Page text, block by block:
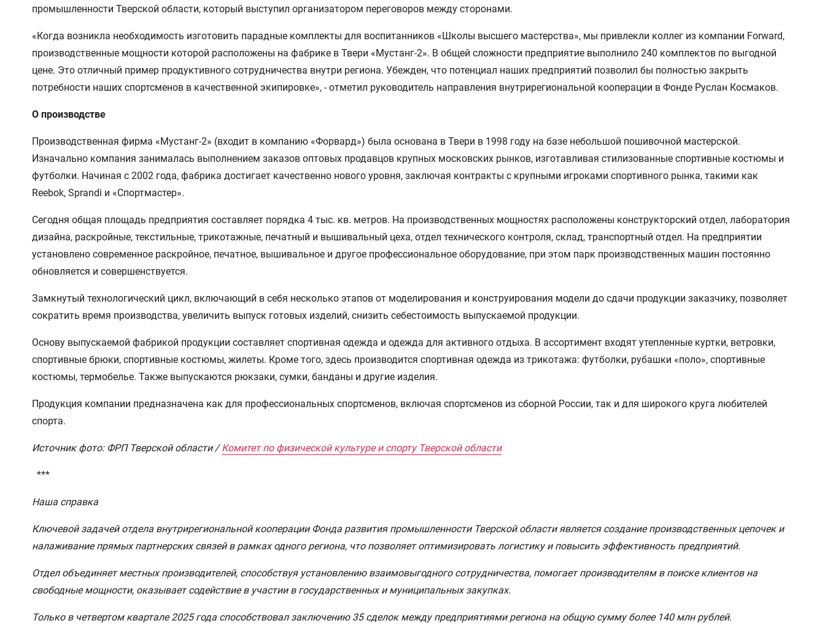
промышленности Тверской области, который выступил организатором переговоров между сторонами.
«Когда возникла необходимость изготовить парадные комплекты для воспитанников «Школы высшего мастерства», мы привлекли коллег из компании Forward,
производственные мощности которой расположены на фабрике в Твери «Мустанг-2». В общей сложности предприятие выполнило 240 комплектов по выгодной
цене. Это отличный пример продуктивного сотрудничества внутри региона. Убежден, что потенциал наших предприятий позволил бы полностью закрыть
потребности наших спортсменов в качественной экипировке», - отметил руководитель направления внутрирегиональной кооперации в Фонде Руслан Космаков.
О производстве
Производственная фирма «Мустанг-2» (входит в компанию «Форвард») была основана в Твери в 1998 году на базе небольшой пошивочной мастерской.
Изначально компания занималась выполнением заказов оптовых продавцов крупных московских рынков, изготавливая стилизованные спортивные костюмы и
футболки. Начиная с 2002 года, фабрика достигает качественно нового уровня, заключая контракты с крупными игроками спортивного рынка, такими как
Reebok, Sprandi и «Спортмастер».
Сегодня общая площадь предприятия составляет порядка 4 тыс. кв. метров. На производственных мощностях расположены конструкторский отдел, лаборатория
дизайна, раскройные, текстильные, трикотажные, печатный и вышивальный цеха, отдел технического контроля, склад, транспортный отдел. На предприятии
установлено современное раскройное, печатное, вышивальное и другое профессиональное оборудование, при этом парк производственных машин постоянно
обновляется и совершенствуется.
Замкнутый технологический цикл, включающий в себя несколько этапов от моделирования и конструирования модели до сдачи продукции заказчику, позволяет
сократить время производства, увеличить выпуск готовых изделий, снизить себестоимость выпускаемой продукции.
Основу выпускаемой фабрикой продукции составляет спортивная одежда и одежда для активного отдыха. В ассортимент входят утепленные куртки, ветровки,
спортивные брюки, спортивные костюмы, жилеты. Кроме того, здесь производится спортивная одежда из трикотажа: футболки, рубашки «поло», спортивные
костюмы, термобелье. Также выпускаются рюкзаки, сумки, банданы и другие изделия.
Продукция компании предназначена как для профессиональных спортсменов, включая спортсменов из сборной России, так и для широкого круга любителей
спорта.
Источник фото: ФРП Тверской области /Комитет по физической культуре и спорту Тверской области
***
Наша справка
Ключевой задачей отдела внутрирегиональной кооперации Фонда развития промышленности Тверской области является создание производственных цепочек и
налаживание прямых партнерских связей в рамках одного региона, что позволяет оптимизировать логистику и повысить эффективность предприятий.
Отдел объединяет местных производителей, способствуя установлению взаимовыгодного сотрудничества, помогает производителям в поиске клиентов на
свободные мощности, оказывает содействие в участии в государственных и муниципальных закупках.
Только в четвертом квартале 2025 года способствовал заключению 35 сделок между предприятиями региона на общую сумму более 140 млн рублей.